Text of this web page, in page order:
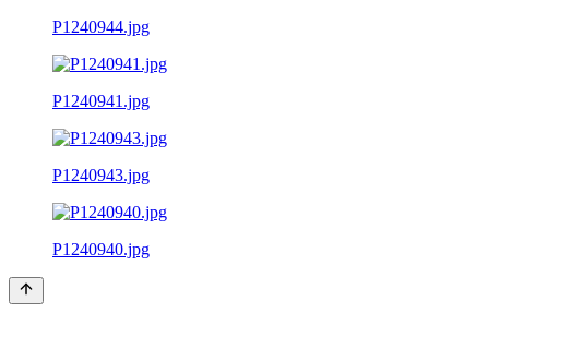
P1240944.jpg
P1240941.jpg
P1240943.jpg
P1240940.jpg